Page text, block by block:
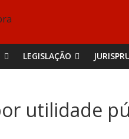
LEGISLAÇÃO
utilidade